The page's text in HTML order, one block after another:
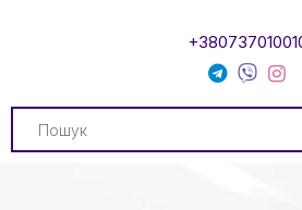
Search